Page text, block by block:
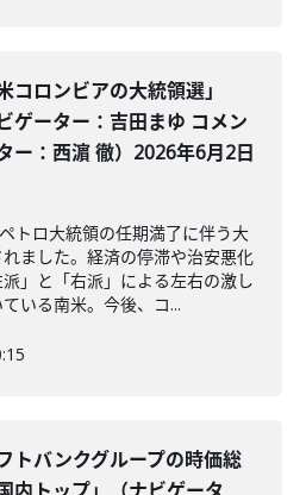
コロンビアの大統領選」
ビゲーター：吉田まゆ コメン
ー：西濵 徹）2026年6月2日
トロ大統領の任期満了に伴う大
ました。経済の停滞や治安悪化
」と「右派」による左右の激し
いる南米。今後、コ...
フトバンクグループの時価総